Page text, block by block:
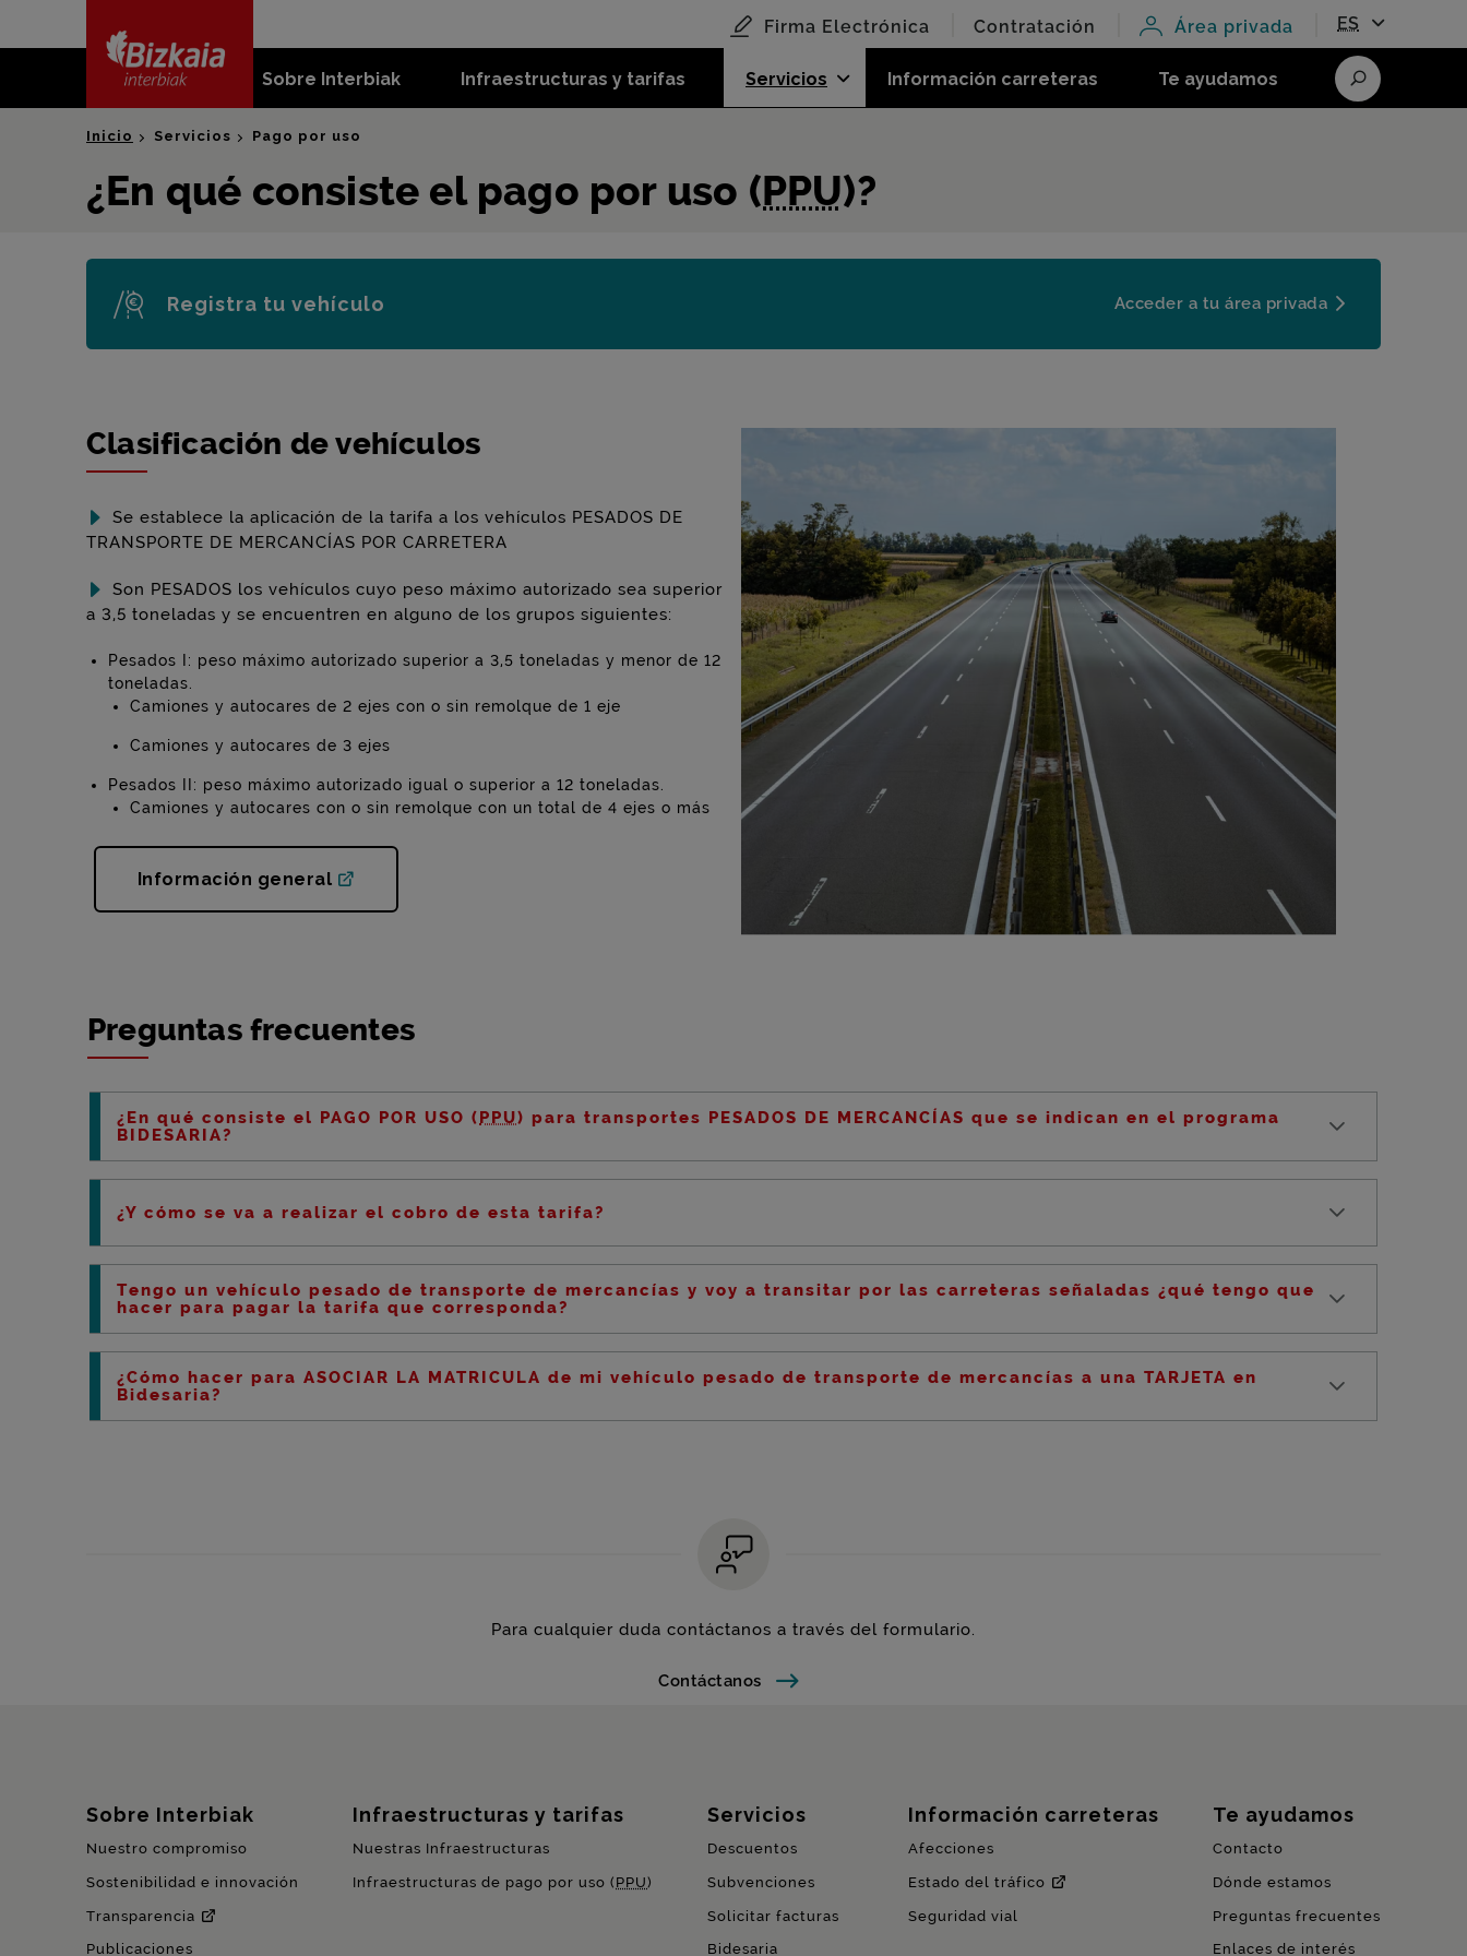
content
Sobre Interbiak Infraestructuras y tarifas Servicios Información carreteras Te ayudamos
Firma Electrónica Contratación Área privada ES
Buscar
Inicio Servicios Pago por uso
¿En qué consiste el pago por uso (PPU)?
Registra tu vehículo Acceder a tu área privada
Clasificación de vehículos
Se establece la aplicación de la tarifa a los vehículos PESADOS DE
TRANSPORTE DE MERCANCÍAS POR CARRETERA
Son PESADOS los vehículos cuyo peso máximo autorizado sea superior
a 3,5 toneladas y se encuentren en alguno de los grupos siguientes:
Pesados I: peso máximo autorizado superior a 3,5 toneladas y menor de 12
toneladas.
Camiones y autocares de 2 ejes con o sin remolque de 1 eje
Camiones y autocares de 3 ejes
Pesados II: peso máximo autorizado igual o superior a 12 toneladas.
Camiones y autocares con o sin remolque con un total de 4 ejes o más
Información general
Preguntas frecuentes
¿En qué consiste el PAGO POR USO (PPU) para transportes PESADOS DE MERCANCÍAS que se indican en el programa
BIDESARIA?
¿Y cómo se va a realizar el cobro de esta tarifa?
Tengo un vehículo pesado de transporte de mercancías y voy a transitar por las carreteras señaladas ¿qué tengo que
hacer para pagar la tarifa que corresponda?
¿Cómo hacer para ASOCIAR LA MATRICULA de mi vehículo pesado de transporte de mercancías a una TARJETA en
Bidesaria?
Para cualquier duda contáctanos a través del formulario.
Contáctanos
Mapa del sitio
Sobre Interbiak
Nuestro compromiso
Sostenibilidad e innovación
Transparencia
Publicaciones
Infraestructuras y tarifas
Nuestras Infraestructuras
Infraestructuras de pago por uso ( PPU)
Servicios
Descuentos
Subvenciones
Solicitar facturas
Bidesaria
Información carreteras
Afecciones
Estado del tráfico
Seguridad vial
Te ayudamos
Contacto
Dónde estamos
Preguntas frecuentes
Enlaces de interés